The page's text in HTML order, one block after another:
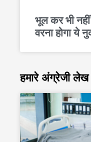
भूल कर भी नहीं
वरना होगा ये
हमारे अंग्रेजी